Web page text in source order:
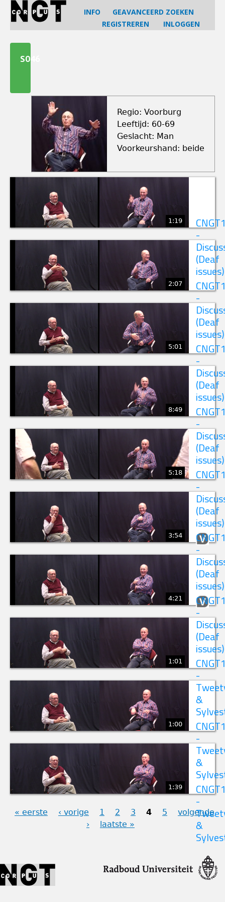
Jump
navigation
INFO
GEAVANCEERD ZOEKEN
REGISTREREN
INLOGGEN
topS046
Regio: Voorburg
Leeftijd: 60-69
Geslacht: Man
Voorkeurshand: beide
1:19
-
(Deaf
issues)
2:07
-
(Deaf
issues)
5:01
-
(Deaf
issues)
8:49
-
(Deaf
issues)
5:18
-
(Deaf
issues)
3:54
-
(Deaf
issues)
4:21
-
(Deaf
issues)
1:01
-
&
1:00
-
&
1:39
-
&
« eerste ‹ vorige 1 2 3 4 5
volgende
›
laatste »